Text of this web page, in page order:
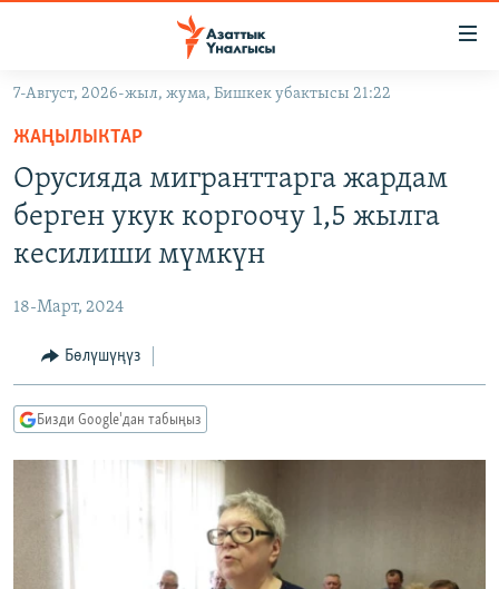
Навигацияга
өтүңүз
Издөөгө
салыңызКЫРГЫЗСТАН
МАДАНИЯТ
ДҮЙНӨ
УКРАИНА
ТВ ПРОГРАММАЛАР
БҮГҮН АЗАТТЫКТА
ЭЖЕ-СИҢДИЛЕР
ПОДКАСТ
Русский
ОНЛАЙН ШЕРИНЕ
7-Август, 2026-жыл, жума, Бишкек убактысы 21:22
ЖАҢЫЛЫКТАР
Орусияда мигранттарга жардам
берген укук коргоочу 1,5 жылга
кесилиши мүмкүн
18-Март, 2024
Бөлүшүңүз
Бизди Google'дан табыңыз